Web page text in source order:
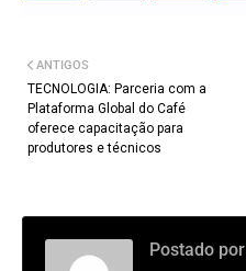
ANTIGOS
TECNOLOGIA: Parceria com a
Plataforma Global do Café
oferece capacitação para
produtores e técnicos
Postado por